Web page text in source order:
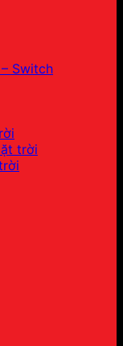
Switch
trời